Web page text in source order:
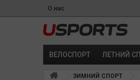
О нас
ВЕЛОСПОРТ ЛЕТНИЙ
ЗИМНИЙ СПОРТ